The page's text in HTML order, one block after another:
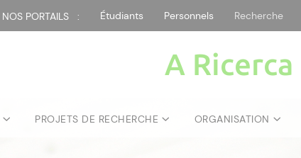
NOS PORTAILS : Étudiants Personnels Recherche
A Ricerca |
PROJETS DE RECHERCHE ORGANISATION